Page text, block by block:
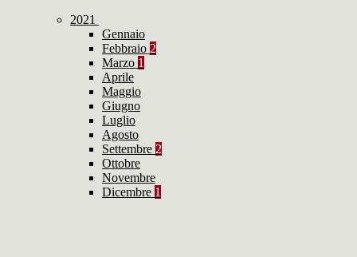
2021
Gennaio
Febbraio 2
Marzo 1
Aprile
Maggio
Giugno
Luglio
Agosto
Settembre 2
Ottobre
Novembre
Dicembre 1